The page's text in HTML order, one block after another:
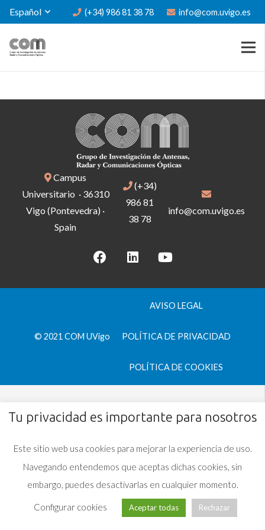
Español (+34) 986 81 38 78 info@com.uvigo.es
Campus
Universitario · 36310
Vigo (Pontevedra) ·
Spain
(+34)
986 81
38 78
info@com.uvigo.es
© 2021 COM UVigo
AVISO LEGAL
POLÍTICA DE PRIVACIDAD
POLÍTICA DE COOKIES
Tu privacidad es importante para nosotros
Este sitio web usa cookies para mejorar la experiencia de uso.
Navegando entendemos que aceptas dichas cookies, sin
embargo, puedes desactivarlas en cualquier momento.
Configurar cookies Aceptar todas Rechazar